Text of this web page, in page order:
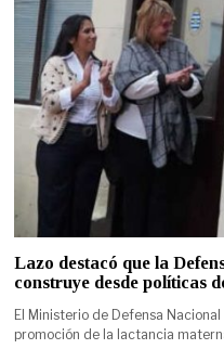
Lazo destacó que la
construye desde políticas
El Ministerio de Defensa
promoción de la lactancia